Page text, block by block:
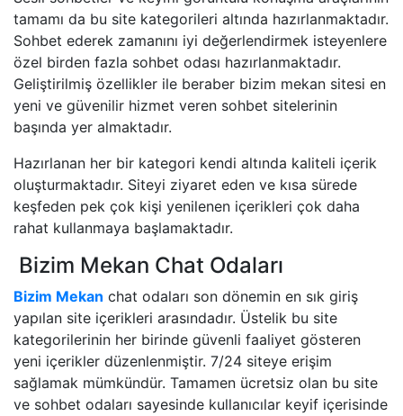
tamamı da bu site kategorileri altında hazırlanmaktadır.
Sohbet ederek zamanını iyi değerlendirmek isteyenlere
özel birden fazla sohbet odası hazırlanmaktadır.
Geliştirilmiş özellikler ile beraber bizim mekan sitesi en
yeni ve güvenilir hizmet veren sohbet sitelerinin
başında yer almaktadır.
Hazırlanan her bir kategori kendi altında kaliteli içerik
oluşturmaktadır. Siteyi ziyaret eden ve kısa sürede
keşfeden pek çok kişi yenilenen içerikleri çok daha
rahat kullanmaya başlamaktadır.
Bizim Mekan Chat Odaları
Bizim Mekan chat odaları son dönemin en sık giriş
yapılan site içerikleri arasındadır. Üstelik bu site
kategorilerinin her birinde güvenli faaliyet gösteren
yeni içerikler düzenlenmiştir. 7/24 siteye erişim
sağlamak mümkündür. Tamamen ücretsiz olan bu site
ve sohbet odaları sayesinde kullanıcılar keyif içerisinde